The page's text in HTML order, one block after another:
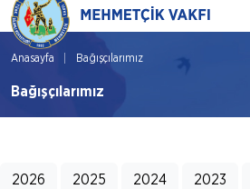
Anasayfa Bağışçılarımız
Bağışçılarımız
2026 2025 2024 2023